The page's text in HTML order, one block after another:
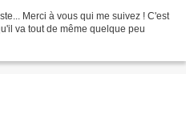
Merci à vous qui me suivez ! C'est
va tout de même quelque peu